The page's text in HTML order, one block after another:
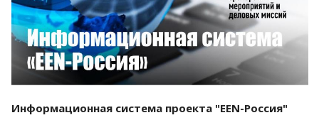
Информационная система проекта "EEN-Россия"